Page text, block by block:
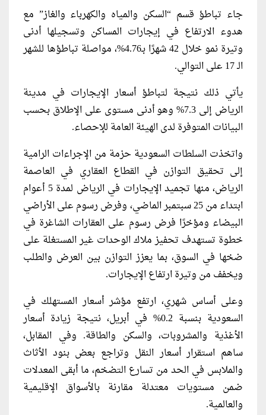
جاء تباطؤ قسم “السكن والمياه والكهرباء والغاز” مع
هدوء الارتفاع في إيجارات المساكن وتسجيلها أدنى
وتيرة نمو خلال 42 شهرًا بـ4.76%، مواصلة تباطؤها للشهر
الـ 17 على التوالي.
يأتي ذلك نتيجة لتباطؤ أسعار الإيجارات في مدينة
الرياض إلى 7.3% وهو أدنى مستوى على الإطلاق بحسب
البيانات المتوفرة لدى الهيئة العامة للإحصاء.
واتخذت السلطات السعودية حزمة من الإجراءات الرامية
إلى تحقيق التوازن في القطاع العقاري في العاصمة
الرياض، منها تجميد الإيجارات في الرياض لمدة 5 أعوام
ابتداء من 25 سبتمبر الماضي، وفرض رسوم على الأراضي
البيضاء ومؤخرًا فرض رسوم على العقارات الشاغرة في
خطوة تستهدف تحفيز ملاك الوحدات غير المستغلة على
ضخها في السوق، بما يعزز التوازن بين العرض والطلب
ويخفف من وتيرة ارتفاع الإيجارات.
وعلى أساس شهري، ارتفع مؤشر أسعار المستهلك في
السعودية بنسبة 0.2% في أبريل، نتيجة زيادة أسعار
الأغذية والمشروبات، والسكن والطاقة. وفي المقابل،
ساهم استقرار أسعار النقل وتراجع بعض بنود الأثاث
والملابس في الحد من تسارع التضخم، ما أبقى المعدلات
ضمن مستويات معتدلة مقارنة بالأسواق الإقليمية
والعالمية.